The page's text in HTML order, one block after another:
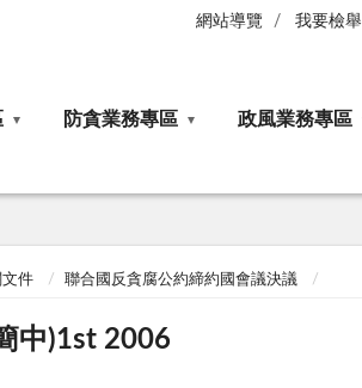
網站導覽 我要檢舉
防貪業務專區 政風業務專區
件 聯合國反貪腐公約締約國會議決議
中)1st 2006